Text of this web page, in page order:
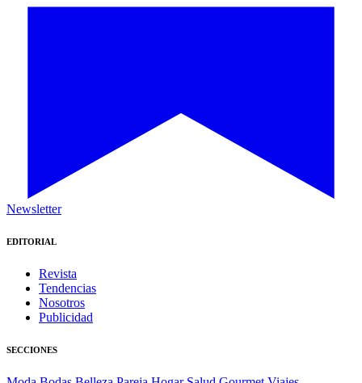
Newsletter
EDITORIAL
Revista
Tendencias
Nosotros
Publicidad
SECCIONES